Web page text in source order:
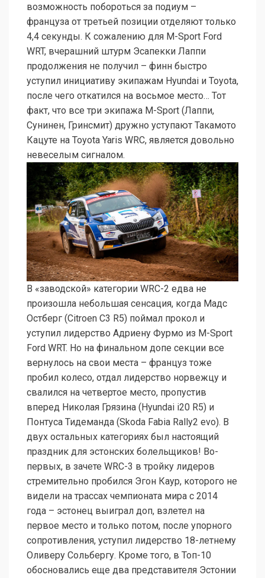
возможность побороться за подиум –
француза от третьей позиции отделяют только
4,4 секунды. К сожалению для M-Sport Ford
WRT, вчерашний штурм Эсапекки Лаппи
продолжения не получил – финн быстро
уступил инициативу экипажам Hyundai и Toyota,
после чего откатился на восьмое место… Тот
факт, что все три экипажа M-Sport (Лаппи,
Сунинен, Гринсмит) дружно уступают Такамото
Кацуте на Toyota Yaris WRC, является довольно
невеселым сигналом.
В «заводской» категории WRC-2 едва не
произошла небольшая сенсация, когда Мадс
Остберг (Citroen C3 R5) поймал прокол и
уступил лидерство Адриену Фурмо из M-Sport
Ford WRT. Но на финальном допе секции все
вернулось на свои места – француз тоже
пробил колесо, отдал лидерство норвежцу и
свалился на четвертое место, пропустив
вперед Николая Грязина (Hyundai i20 R5) и
Понтуса Тидеманда (Skoda Fabia Rally2 evo). В
двух остальных категориях был настоящий
праздник для эстонских болельщиков! Во-
первых, в зачете WRC-3 в тройку лидеров
стремительно пробился Эгон Каур, которого не
видели на трассах чемпионата мира с 2014
года – эстонец выиграл доп, взлетел на
первое место и только потом, после упорного
сопротивления, уступил лидерство 18-летнему
Оливеру Сольбергу. Кроме того, в Топ-10
обосновались еще два представителя Эстонии